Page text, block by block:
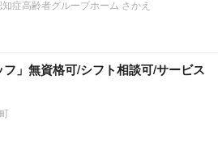
症高齢者グループホーム さかえ
フ」無資格可/シフト相談可/サービス